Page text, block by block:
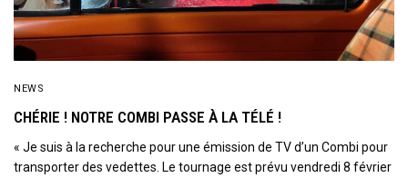
NEWS
CHÉRIE ! NOTRE COMBI PASSE À LA TÉLÉ !
« Je suis à la recherche pour une émission de TV d’un Combi pour
transporter des vedettes. Le tournage est prévu vendredi 8 février